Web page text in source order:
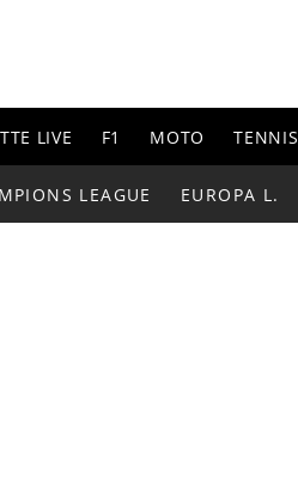
LIVE F1 MOTO TENNIS
LEAGUE EUROPA L.